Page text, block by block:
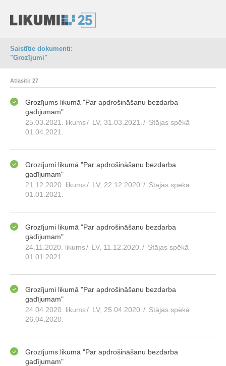
Saistītie dokumenti:
"Grozījumi"
Atlasīti: 27
Grozījums likumā "Par apdrošināšanu bezdarba
gadījumam"
25.03.2021. likums/ LV, 31.03.2021. / Stājas spēkā
01.04.2021.
Grozījumi likumā "Par apdrošināšanu bezdarba
gadījumam"
21.12.2020. likums/ LV, 22.12.2020. / Stājas spēkā
01.01.2021.
Grozījumi likumā "Par apdrošināšanu bezdarba
gadījumam"
24.11.2020. likums/ LV, 11.12.2020. / Stājas spēkā
01.01.2021.
Grozījumi likumā "Par apdrošināšanu bezdarba
gadījumam"
24.04.2020. likums/ LV, 25.04.2020. / Stājas spēkā
26.04.2020.
Grozījums likumā "Par apdrošināšanu bezdarba
gadījumam"